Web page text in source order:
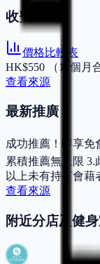
收費
價格比較表
HK$550 （12個月
查看來源
最新推廣：
成功推薦！即享免
累積推薦無上限
以上未有持有會藉
查看來源
附近分店及健